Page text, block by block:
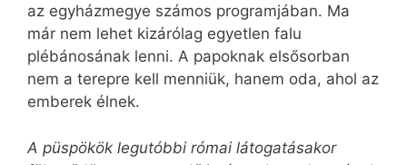
az egyházmegye számos programjában. Ma
már nem lehet kizárólag egyetlen falu
plébánosának lenni. A papoknak elsősorban
nem a terepre kell menniük, hanem oda, ahol az
emberek élnek.
A püspökök legutóbbi római látogatásakor